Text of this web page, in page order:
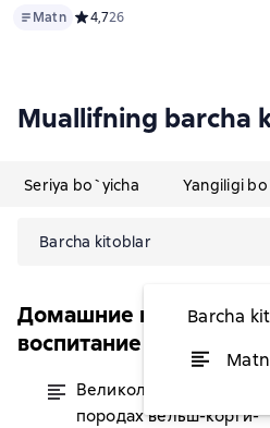
MatnMatn Средний рейтинг 4,7 на
4,726
Muallifning barcha
Seriya bo`yicha Yangiligi
Barcha kitoblar
Barcha
Домашние питомцы.
воспитание
Великолепные корги:
породах вельш-корги-